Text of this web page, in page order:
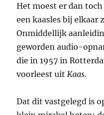
Het moest er dan
een kaasles bij elkaar
Onmiddellijk
geworden audio-
die in 1957 in
voorleest uit Kaas.
Dat dit vastgelegd is